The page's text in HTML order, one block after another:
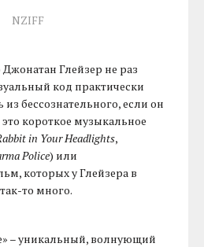
NZIFF
Глейзер не раз
код практически
бессознательного, если он
короткое музыкальное
in Your Headlights,
Police) или
которых у Глейзера в
то много.
– уникальный, волнующий